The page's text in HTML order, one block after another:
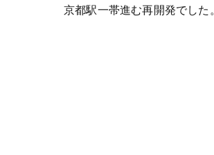
京都駅一帯進む再開発でした。